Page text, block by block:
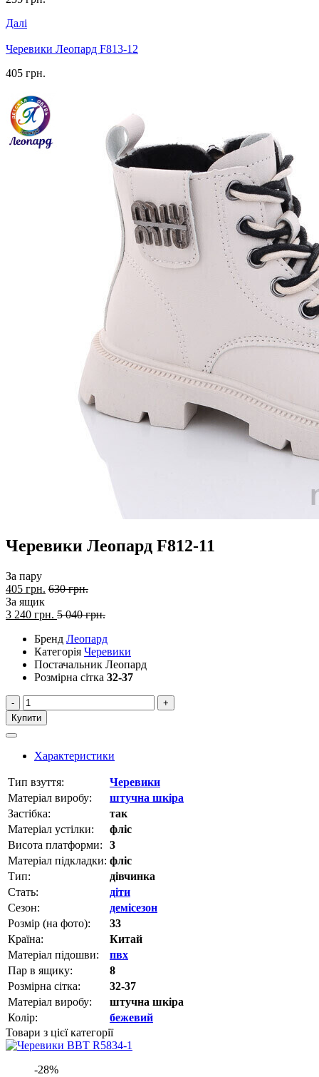
Далі
Черевики Леопард F813-12
405 грн.
Черевики Леопард F812-11
За пару
405 грн. 630 грн.
За ящик
3 240 грн. 5 040 грн.
Бренд Леопард
Категорія Черевики
Постачальник Леопард
Розмірна сітка 32-37
-
+
Купити
Характеристики
Тип взуття:
Черевики
Матеріал виробу:
штучна шкіра
Застібка:
так
Матеріал устілки:
фліс
Висота платформи:
3
Матеріал підкладки: фліс
Тип:
дівчинка
Стать:
діти
Сезон:
демісезон
Розмір (на фото):
33
Країна:
Китай
Матеріал підошви:
пвх
Пар в ящику:
8
Розмірна сітка:
32-37
Матеріал виробу:
штучна шкіра
Колір:
бежевий
Товари з цієї категорії
-28%